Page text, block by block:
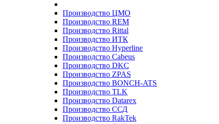
Производство ЦМО
Производство REM
Производство Rittal
Производство ИТК
Производство Hyperline
Производство Cabeus
Производство DKC
Производство ZPAS
Производство BONCH-ATS
Производство TLK
Производство Datarex
Производство ССД
Производство RakTek